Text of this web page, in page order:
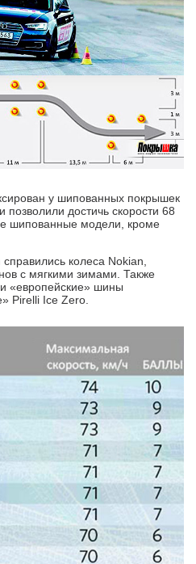
у шипованных покрышек
достичь скорости 68
шипованные модели, кроме
колеса Nokian,
с мягкими зимами. Также
«европейские» шины
Pirelli Ice Zero.